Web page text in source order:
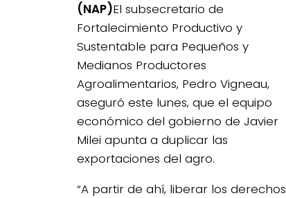
(NAP)El subsecretario de
Fortalecimiento Productivo y
Sustentable para Pequeños y
Medianos Productores
Agroalimentarios, Pedro Vigneau,
aseguró este lunes, que el equipo
económico del gobierno de Javier
Milei apunta a duplicar las
exportaciones del agro.
“A partir de ahí, liberar los derechos